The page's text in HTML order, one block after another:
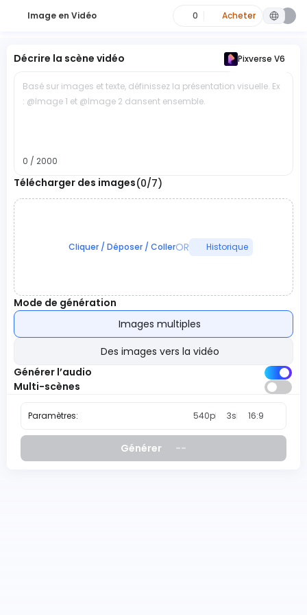
Image en Vidéo 0 Acheter
Pixverse V6
Décrire la scène vidéo
Basé sur images et texte, définissez la présentation visuelle. Ex
: @Image 1 et @Image 2 dansent ensemble.
0 / 2000
Télécharger des images(0/7)
Cliquer / Déposer / CollerOR Historique
Mode de génération
Images multiples
Des images vers la vidéo
Générer l’audio
Multi-scènes
Paramètres: 540p 3s 16:9
Générer --